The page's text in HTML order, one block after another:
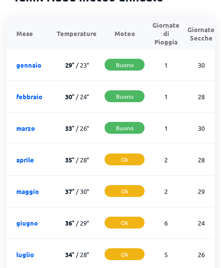
Mese Temperature Meteo
Giornate
di
Pioggia
Giornate
Secche
gennaio 29°/23° Buono 1 30
febbraio 30°/24° Buono 1 28
marzo 33°/26° Buono 1 30
aprile 35°/28° Ok 2 28
maggio 37°/30° Ok 2 29
giugno 36°/29° Ok 6 24
luglio 34°/28° Ok 5 26